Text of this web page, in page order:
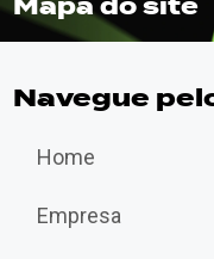
Mapa do site
Navegue
Home
Empresa